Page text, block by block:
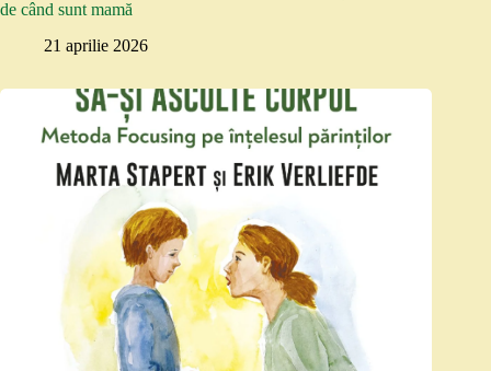
de când sunt mamă
21 aprilie 2026